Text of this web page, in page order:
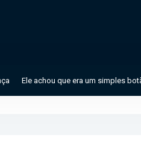
Ele achou que era um simples